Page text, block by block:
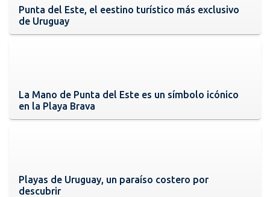
Punta del Este, el eestino turístico más exclusivo
de Uruguay
La Mano de Punta del Este es un símbolo icónico
en la Playa Brava
Playas de Uruguay, un paraíso costero por
descubrir